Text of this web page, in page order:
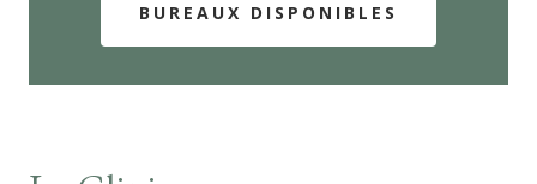
BUREAUX DISPONIBLES